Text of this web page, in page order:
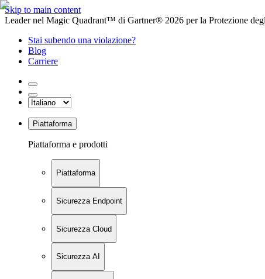
Skip to main content
Leader nel Magic Quadrant™ di Gartner® 2026 per la Protezione
Stai subendo una violazione?
Blog
Carriere
Piattaforma
Piattaforma e prodotti
Piattaforma
Sicurezza Endpoint
Sicurezza Cloud
Sicurezza AI